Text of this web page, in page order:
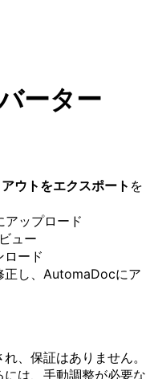
ーター
ウトをエクスポート を
ップロード
ュー
ード
正し、AutomaDocにア
、保証はありません。
は、手動調整が必要な